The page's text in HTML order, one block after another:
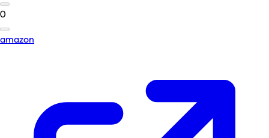
0
amazon